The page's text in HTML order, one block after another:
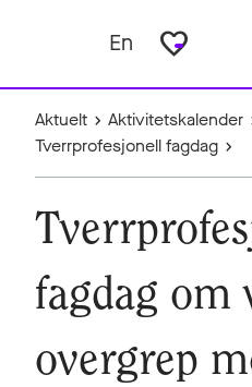
En favorite_border
Aktuelt
Aktivitetskalender
Tverrprofesjonell fagdag
fagdag om
overgrep